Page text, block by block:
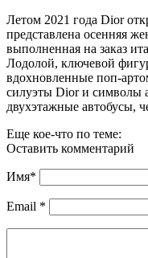
Летом 2021 года Dior
представлена осенняя
выполненная на заказ
Лодолой, ключевой
вдохновленные поп-
силуэты Dior и символы
двухэтажные автобусы,
Еще кое-что по теме:
Оставить комментарий
Имя*
Email *